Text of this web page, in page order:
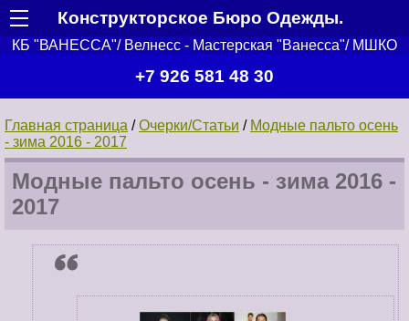
Конструкторское Бюро Одежды.
КБ "ВАНЕССА"/ Велнесс - Мастерская "Ванесса"/ МШКО
+7 926 581 48 30
Главная страница /Очерки/Статьи / Модные пальто осень
- зима 2016 - 2017
Модные пальто осень - зима 2016 -
2017